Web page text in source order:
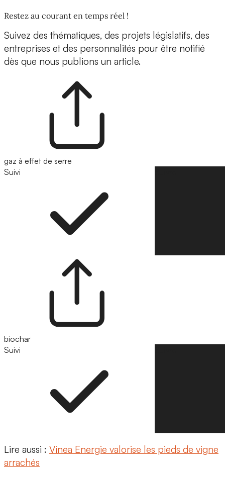
Restez au courant en temps réel !
Suivez des thématiques, des projets législatifs, des
entreprises et des personnalités pour être notifié
dès que nous publions un article.
gaz à effet de serre
Suivi
biochar
Suivi
Lire aussi : Vinea Energie valorise les pieds de vigne
arrachés